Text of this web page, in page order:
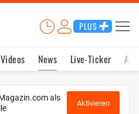
PLUS
Videos News Live-Ticker
als
Aktivieren